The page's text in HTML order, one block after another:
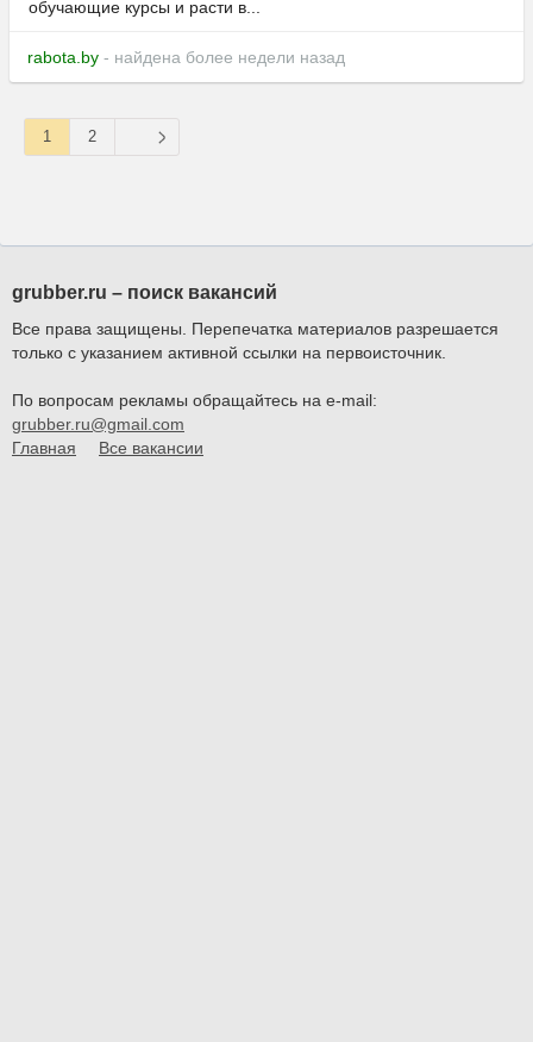
обучающие курсы и расти в...
rabota.by - найдена более недели назад
1 2
grubber.ru – поиск вакансий
Все права защищены. Перепечатка материалов разрешается
только с указанием активной ссылки на первоисточник.
По вопросам рекламы обращайтесь на e-mail:
grubber.ru@gmail.com
Главная
Все вакансии